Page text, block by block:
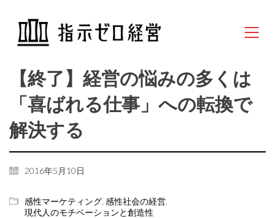
【終了】経営の悩みの多くは
「喜ばれる仕事」への転換で
解決する
2016年5月10日
感性マーケティング 感性社会の経営
現代人のモチベーションと創造性